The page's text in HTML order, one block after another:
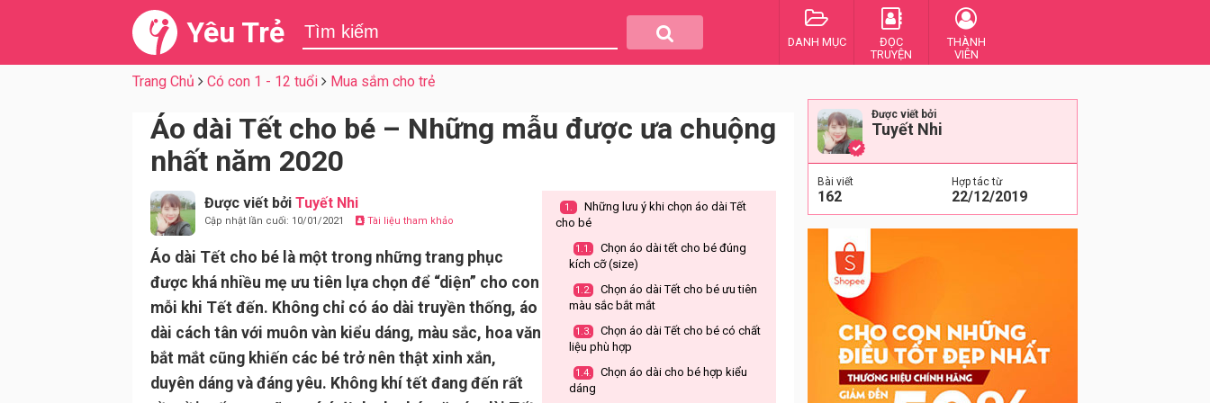
Yêu Trẻ DANH MỤC
ĐỌC
TRUYỆN
THÀNH
VIÊN
Trang Chủ Có con 1 - 12 tuổi Mua sắm cho trẻ
Áo dài Tết cho bé – Những mẫu được ưa chuộng
nhất năm 2020
Được viết bởi Tuyết Nhi
Cập nhật lần cuối: 10/01/2021 Tài liệu tham khảo
Áo dài Tết cho bé là một trong những trang phục
được khá nhiều mẹ ưu tiên lựa chọn để “diện” cho con
mỗi khi Tết đến. Không chỉ có áo dài truyền thống, áo
dài cách tân với muôn vàn kiểu dáng, màu sắc, hoa văn
bắt mắt cũng khiến các bé trở nên thật xinh xắn,
duyên dáng và đáng yêu. Không khí tết đang đến rất
1.
Những lưu ý khi chọn áo dài Tết
cho bé
1.1.
Chọn áo dài tết cho bé đúng
kích cỡ (size)
1.2.
Chọn áo dài Tết cho bé ưu tiên
màu sắc bắt mắt
1.3.
Chọn áo dài Tết cho bé có chất
liệu phù hợp
1.4.
Chọn áo dài cho bé hợp kiểu
dáng
Được viết bởi
Tuyết Nhi
Bài viết
162
Hợp tác từ
22/12/2019